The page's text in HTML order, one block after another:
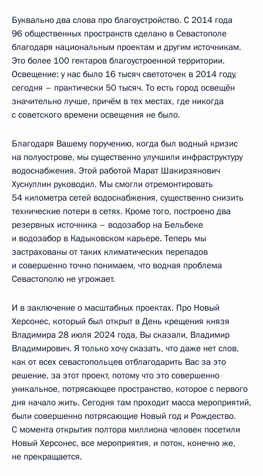
Буквально два слова про благоустройство. С 2014 года
96 общественных пространств сделано в Севастополе
благодаря национальным проектам и другим источникам.
Это более 100 гектаров благоустроенной территории.
Освещение: у нас было 16 тысяч светоточек в 2014 году,
сегодня – практически 50 тысяч. То есть город освещён
значительно лучше, причём в тех местах, где никогда
с советского времени освещения не было.
Благодаря Вашему поручению, когда был водный кризис
на полуострове, мы существенно улучшили инфраструктуру
водоснабжения. Этой работой Марат Шакирзянович
Хуснуллин руководил. Мы смогли отремонтировать
54 километра сетей водоснабжения, существенно снизить
технические потери в сетях. Кроме того, построено два
резервных источника – водозабор на Бельбеке
и водозабор в Кадыковском карьере. Теперь мы
застрахованы от таких климатических перепадов
и совершенно точно понимаем, что водная проблема
Севастополю не угрожает.
И в заключение о масштабных проектах. Про Новый
Херсонес, который был открыт в День крещения князя
Владимира 28 июля 2024 года, Вы сказали, Владимир
Владимирович. Я только хочу сказать, что даже нет слов,
как от всех севастопольцев отблагодарить Вас за это
решение, за этот проект, потому что это совершенно
уникальное, потрясающее пространство, которое с первого
дня начало жить. Сегодня там проходит масса мероприятий,
были совершенно потрясающие Новый год и Рождество.
С момента открытия полтора миллиона человек посетили
Новый Херсонес, все мероприятия, и поток, конечно же,
не прекращается.